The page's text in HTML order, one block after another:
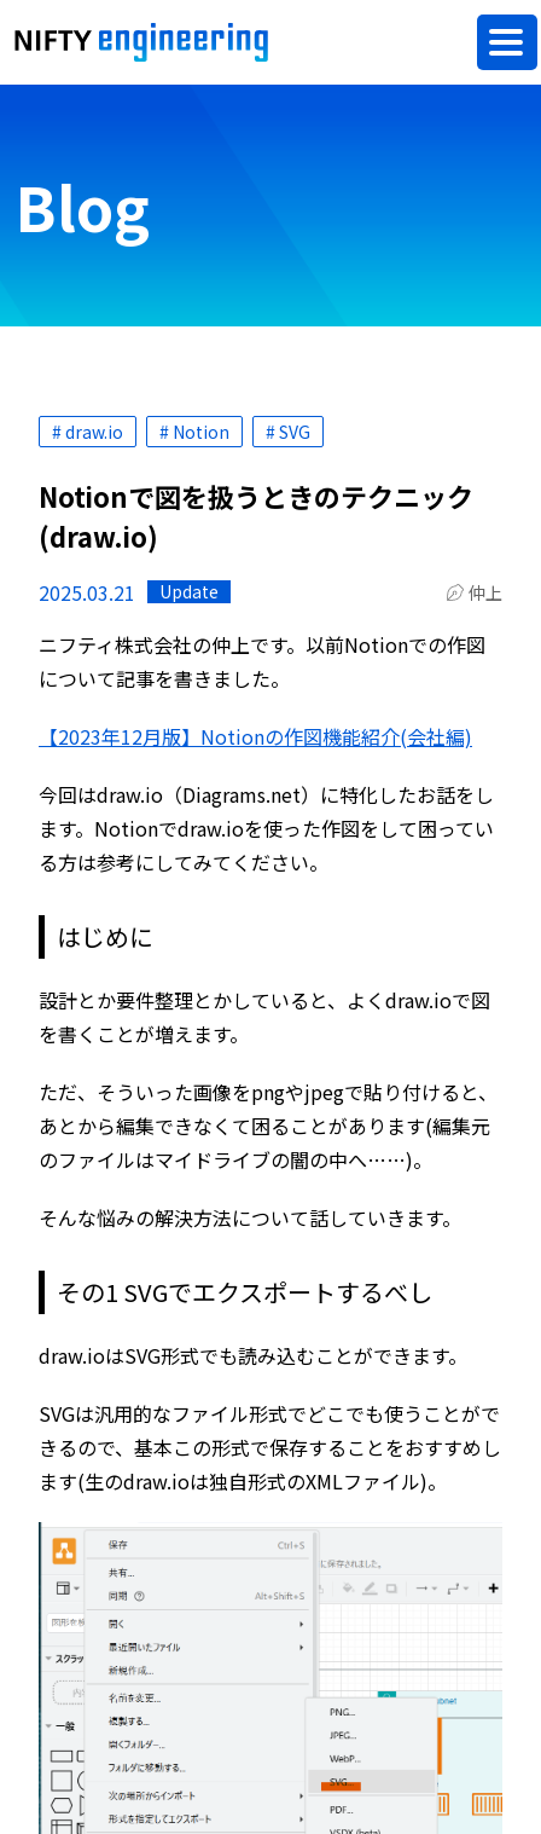
Blog
# draw.io # Notion # SVG
Notionで図を扱うときのテクニック
(draw.io)
2025.03.21 Update 仲上
ニフティ株式会社の仲上です。以前Notionでの作図
について記事を書きました。
【2023年12月版】Notionの作図機能紹介(会社編)
今回はdraw.io（Diagrams.net）に特化したお話をし
ます。Notionでdraw.ioを使った作図をして困ってい
る方は参考にしてみてください。
はじめに
設計とか要件整理とかしていると、よくdraw.ioで図
を書くことが増えます。
ただ、そういった画像をpngやjpegで貼り付けると、
あとから編集できなくて困ることがあります(編集元
のファイルはマイドライブの闇の中へ……)。
そんな悩みの解決方法について話していきます。
その1 SVGでエクスポートするべし
draw.ioはSVG形式でも読み込むことができます。
SVGは汎用的なファイル形式でどこでも使うことがで
きるので、基本この形式で保存することをおすすめし
ます(生のdraw.ioは独自形式のXMLファイル)。